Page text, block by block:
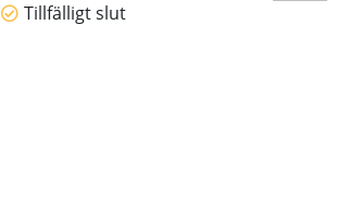
Tillfälligt slut